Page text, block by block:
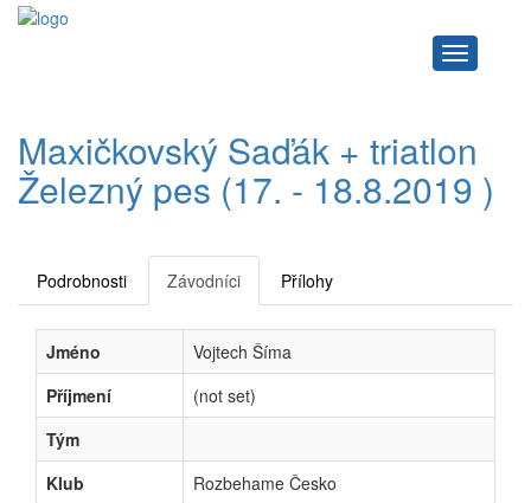
Navigace
Maxičkovský Saďák + triatlon
Železný pes (17. - 18.8.2019 )
Podrobnosti Závodníci Přílohy
Jméno
Vojtech Šíma
Příjmení
(not set)
Tým
Klub
Rozbehame Česko